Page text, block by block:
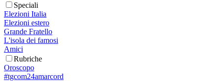
Speciali
Elezioni Italia
Elezioni estero
Grande Fratello
L'isola dei famosi
Amici
Rubriche
Oroscopo
#tgcom24amarcord